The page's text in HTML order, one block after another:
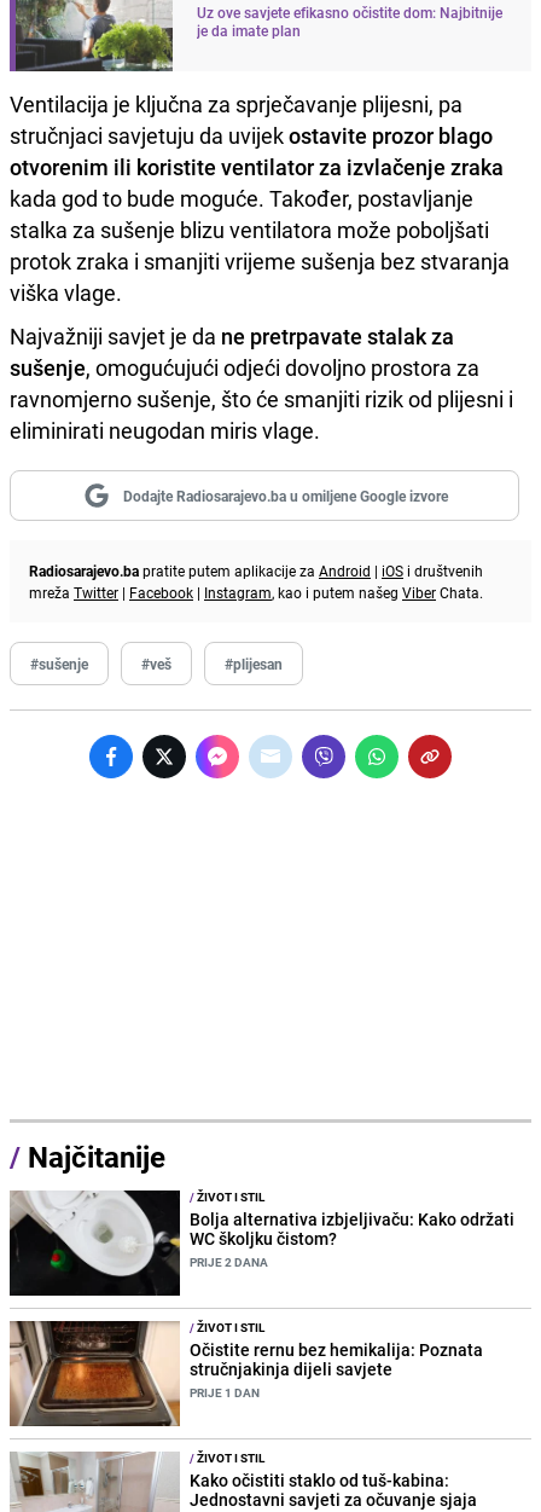
Uz ove savjete efikasno očistite dom: Najbitnije
je da imate plan
Ventilacija je ključna za sprječavanje plijesni, pa
stručnjaci savjetuju da uvijekostavite prozor blago
otvorenim ili koristite ventilator za izvlačenje zraka
kada god to bude moguće. Također, postavljanje
stalka za sušenje blizu ventilatora može poboljšati
protok zraka i smanjiti vrijeme sušenja bez stvaranja
viška vlage.
Najvažniji savjet je da ne pretrpavate stalak za
sušenje, omogućujući odjeći dovoljno prostora za
ravnomjerno sušenje, što će smanjiti rizik od plijesni i
eliminirati neugodan miris vlage.
Dodajte Radiosarajevo.ba u omiljene Google izvore
Radiosarajevo.bapratite putem aplikacije za Android | iOS i društvenih
mreža Twitter | Facebook | Instagram, kao i putem našeg ViberChata.
#sušenje #veš #plijesan
/ Najčitanije
/ŽIVOT I STIL
Bolja alternativa izbjeljivaču: Kako održati
WC školjku čistom?
PRIJE 2 DANA
/ŽIVOT I STIL
Očistite rernu bez hemikalija: Poznata
stručnjakinja dijeli savjete
PRIJE 1 DAN
/ŽIVOT I STIL
Kako očistiti staklo od tuš-kabina:
Jednostavni savjeti za očuvanje sjaja